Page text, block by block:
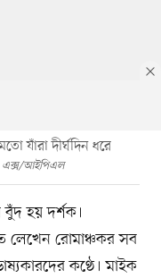
যাঁরা দীর্ঘদিন ধরে
এক্স/আইপিএল
বুঁদ হয় দর্শক।
লেখেন রোমাঞ্চকর সব
কণ্ঠে। মাইক